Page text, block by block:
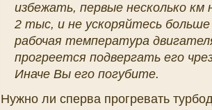
избежать, первые несколько
2 тыс, и не ускоряйтесь
рабочая температура
прогреется подвергать его
Иначе Вы его погубите.
Нужно ли сперва прогревать